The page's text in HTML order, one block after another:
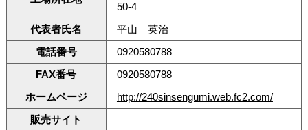
50-4
代表者氏名
平山 英治
電話番号
0920580788
FAX番号
0920580788
ホームページ
http://240sinsengumi.web.fc2.com/
販売サイト